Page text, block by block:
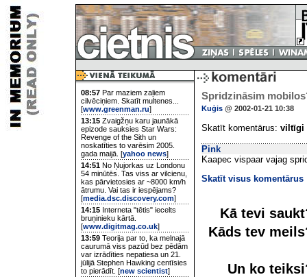
08:57 Par maziem zaļiem
cilvēciņiem. Skatīt multenes...
[www.greenman.ru]
13:15 Zvaigžņu karu jaunākā
epizode sauksies Star Wars:
Revenge of the Sith un
noskatīties to varēsim 2005.
gada maijā. [yahoo news]
14:51 No Ņujorkas uz Londonu
54 minūtēs. Tas viss ar vilcienu,
kas pārvietosies ar ~8000 km/h
ātrumu. Vai tas ir iespējams?
[media.dsc.discovery.com]
14:15 Interneta "tētis" iecelts
bruņinieku kārtā.
[www.digitmag.co.uk]
13:59 Teorija par to, ka melnajā
caurumā viss pazūd bez pēdām
var izrādīties nepatiesa un 21.
jūlijā Stephen Hawking centīsies
to pierādīt. [new scientist]
Spridzināsim
Kuģis @ 2002-01-21 10:38
Skatīt komentārus: viltīgi
Pink
Kaapec vispaar vajag
Skatīt visus komentārus
Kā tevi
Kāds tev
Un ko